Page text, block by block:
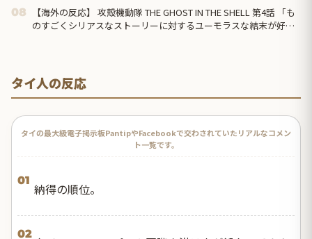
08
【海外の反応】 攻殻機動隊 THE GHOST IN THE SHELL 第4話 「も
のすごくシリアスなストーリーに対するユーモラスな結末が好
タイ人の反応
タイの最大級電子掲示板PantipやFacebookで交わされていたリアルなコメン
ト一覧です。
01
納得の順位。
02